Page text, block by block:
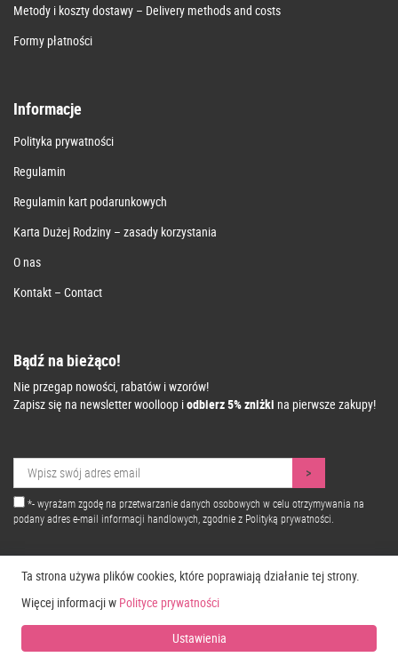
Metody i koszty dostawy – Delivery methods and costs
Formy płatności
Informacje
Polityka prywatności
Regulamin
Regulamin kart podarunkowych
Karta Dużej Rodziny – zasady korzystania
O nas
Kontakt – Contact
Bądź na bieżąco!
Nie przegap nowości, rabatów i wzorów!
Zapisz się na newsletter woolloop iodbierz 5% zniżki na pierwsze zakupy!
*- wyrażam zgodę na przetwarzanie danych osobowych w celu otrzymywania na
podany adres e-mail informacji handlowych, zgodnie z Polityką prywatności.
Copyright © 2026 Woolloop Design: Proformat
Ta strona używa plików cookies, które poprawiają działanie tej strony.
Więcej informacji w Polityce prywatności
Ustawienia